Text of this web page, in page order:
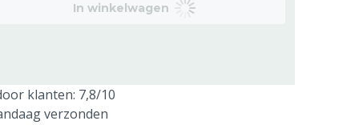
In winkelwagen
klanten: 7,8/10
verzonden